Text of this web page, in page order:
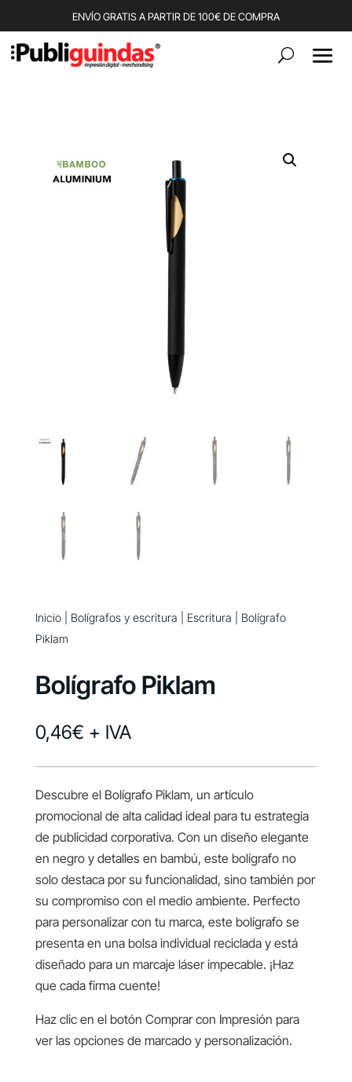
ENVÍO GRATIS A PARTIR DE 100€ DE COMPRA
Inicio| Bolígrafos y escritura Escritura | Bolígrafo
Piklam
Bolígrafo Piklam
0,46€ + IVA
Descubre el Bolígrafo Piklam, un artículo
promocional de alta calidad ideal para tu estrategia
de publicidad corporativa. Con un diseño elegante
en negro y detalles en bambú, este bolígrafo no
solo destaca por su funcionalidad, sino también por
su compromiso con el medio ambiente. Perfecto
para personalizar con tu marca, este bolígrafo se
presenta en una bolsa individual reciclada y está
diseñado para un marcaje láser impecable. ¡Haz
que cada firma cuente!
Haz clic en el botón Comprar con Impresión para
ver las opciones de marcado y personalización.